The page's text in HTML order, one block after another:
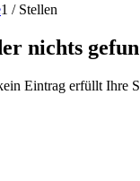
1 / Stellen
nichts
Eintrag erfüllt Ihre